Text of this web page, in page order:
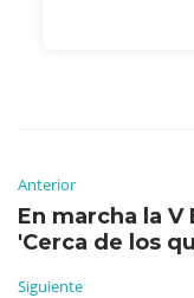
Anterior
En marcha la
'Cerca de los
Siguiente